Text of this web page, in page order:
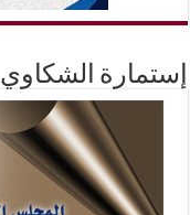
إستمارة الشكاوي